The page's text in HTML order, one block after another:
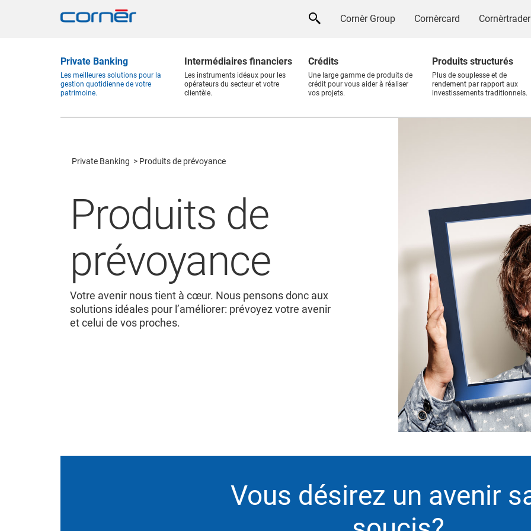
Cornèr Group Cornèrcard Cornèrtrader
Private Banking
Les meilleures solutions pour la
gestion quotidienne de votre
patrimoine.
Intermédiaires financiers
Les instruments idéaux pour les
opérateurs du secteur et votre
clientèle.
Crédits
Une large gamme de produits de
crédit pour vous aider à réaliser
vos projets.
Produits structurés
Plus de souplesse et de
rendement par rapport aux
investissements traditionnels.
Private Banking Produits de prévoyance
Produits de
prévoyance
Votre avenir nous tient à cœur. Nous pensons donc aux
solutions idéales pour l’améliorer: prévoyez votre avenir
et celui de vos proches.
Vous désirez un avenir